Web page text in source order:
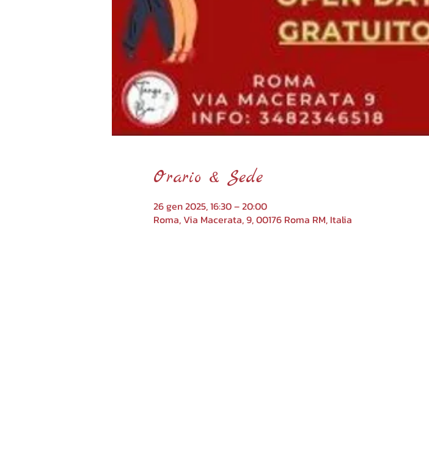
Orario & Sede
26 gen 2025, 16:30 – 20:00
Roma, Via Macerata, 9, 00176 Roma RM, Italia